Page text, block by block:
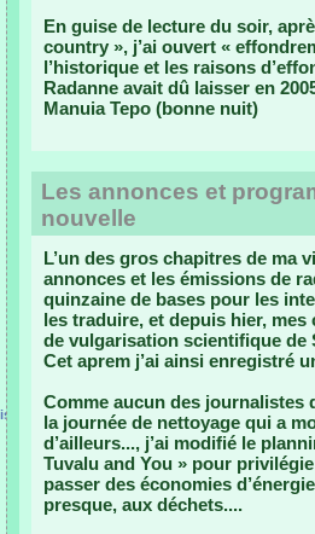
migrantscene
En guise de lecture du soir,
country », j’ai ouvert «
l’historique et les raisons
Radanne avait dû laisser en
Manuia Tepo (bonne nuit)
Les annonces et
nouvelle
L’un des gros chapitres de ma
annonces et les émissions de
quinzaine de bases pour les
les traduire, et depuis hier,
de vulgarisation scientifique de
Cet aprem j’ai ainsi enregistré
Comme aucun des journalistes
la journée de nettoyage qui a
d’ailleurs..., j’ai modifié le
Tuvalu and You » pour
passer des économies
presque, aux déchets....